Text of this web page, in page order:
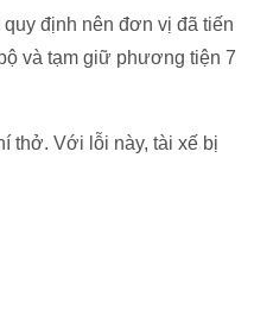
định nên đơn vị đã tiến
và tạm giữ phương tiện 7
thở. Với lỗi này, tài xế bị